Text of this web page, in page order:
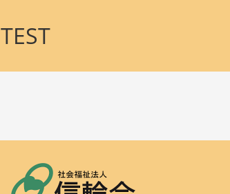
TEST